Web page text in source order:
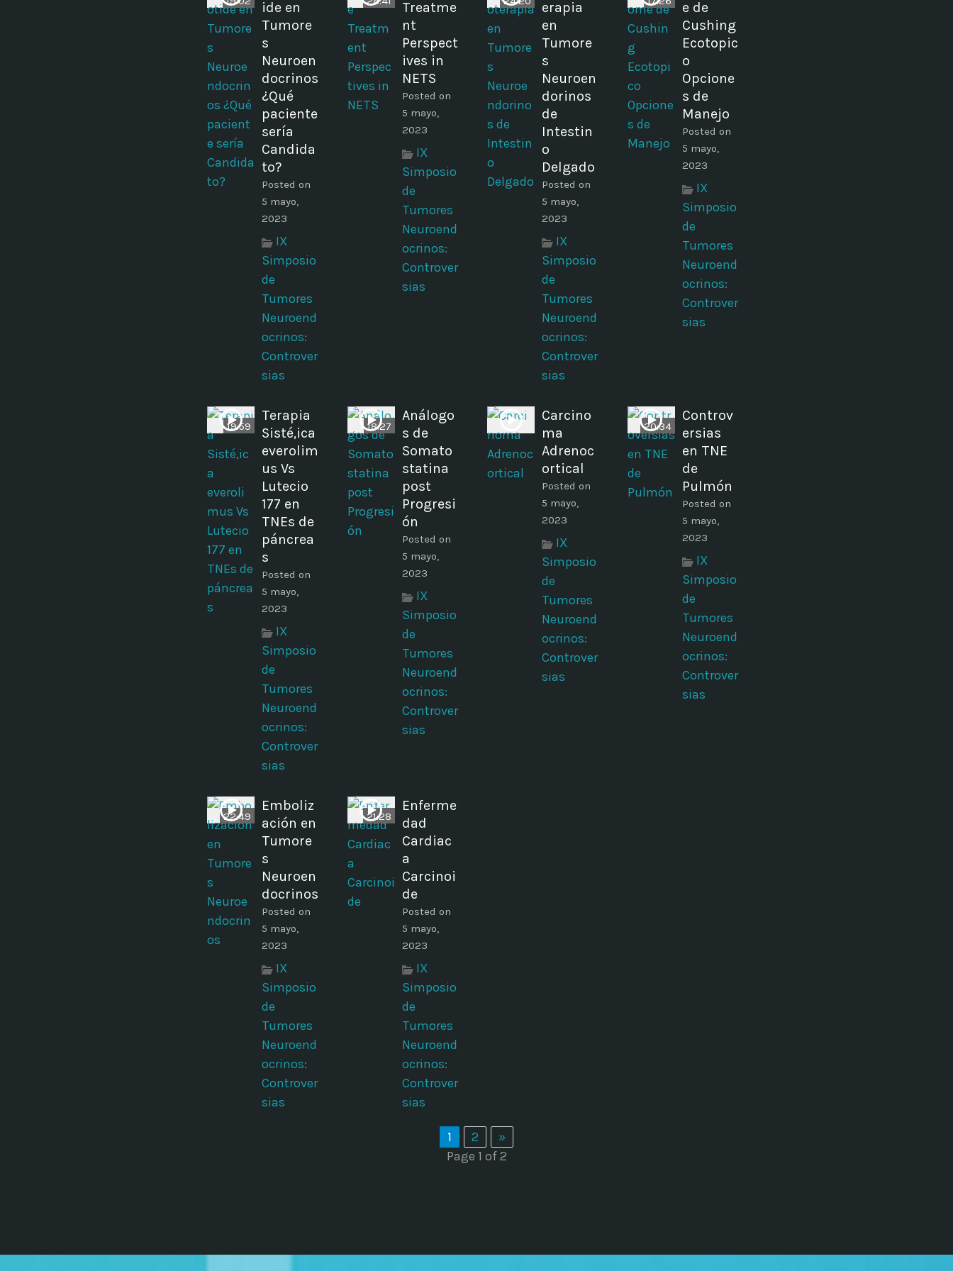
ide en
Tumore
s
Neuroen
docrinos
¿Qué
paciente
sería
Candida
to?
Posted on
5 mayo,
2023
IX
Simposio
de
Tumores
Neuroend
ocrinos:
Controver
sias
Treatme
nt
Perspect
ives in
NETS
Posted on
5 mayo,
2023
IX
Simposio
de
Tumores
Neuroend
ocrinos:
Controver
sias
erapia
en
Tumore
s
Neuroen
dorinos
de
Intestin
o
Delgado
Posted on
5 mayo,
2023
IX
Simposio
de
Tumores
Neuroend
ocrinos:
Controver
sias
e de
Cushing
Ecotopic
o
Opcione
s de
Manejo
Posted on
5 mayo,
2023
IX
Simposio
de
Tumores
Neuroend
ocrinos:
Controver
sias
19:59
Terapia
Sisté,ica
everolim
us Vs
Lutecio
177 en
TNEs de
páncrea
s
Posted on
5 mayo,
2023
IX
Simposio
de
Tumores
Neuroend
ocrinos:
Controver
sias
18:27
Análogo
s de
Somato
statina
post
Progresi
ón
Posted on
5 mayo,
2023
IX
Simposio
de
Tumores
Neuroend
ocrinos:
Controver
sias
Carcino
ma
Adrenoc
ortical
Posted on
5 mayo,
2023
IX
Simposio
de
Tumores
Neuroend
ocrinos:
Controver
sias
20:34
Controv
ersias
en TNE
de
Pulmón
Posted on
5 mayo,
2023
IX
Simposio
de
Tumores
Neuroend
ocrinos:
Controver
sias
22:49
Emboliz
ación en
Tumore
s
Neuroen
docrinos
Posted on
5 mayo,
2023
IX
Simposio
de
Tumores
Neuroend
ocrinos:
Controver
sias
21:28
Enferme
dad
Cardiac
a
Carcinoi
de
Posted on
5 mayo,
2023
IX
Simposio
de
Tumores
Neuroend
ocrinos:
Controver
sias
1 2
»
Page 1 of 2